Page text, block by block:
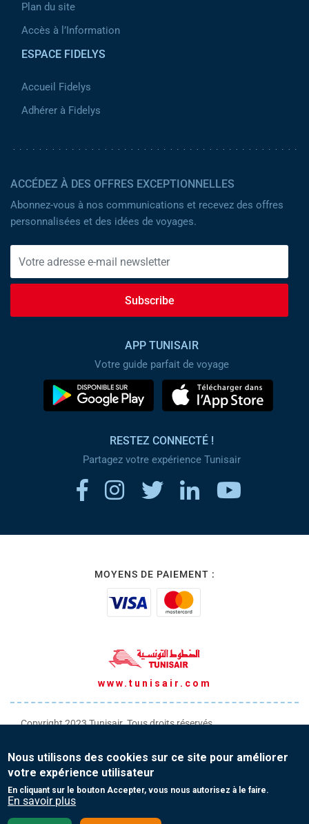
Plan du site
Accès à l’Information
ESPACE FIDELYS
Accueil Fidelys
Adhérer à Fidelys
ACCÉDEZ À DES OFFRES EXCEPTIONNELLES
Abonnez-vous à nos communications et recevez des offres
personnalisées et des idées de voyages.
Subscribe
APP TUNISAIR
Votre guide parfait de voyage
RESTEZ CONNECTÉ !
Partagez votre expérience Tunisair
MOYENS DE PAIEMENT :
www.tunisair.com
Copyright 2023 Tunisair. Tous droits réservés
Conditions générales de Vente
Protection de vos données personnelles
Nous utilisons des cookies sur ce site pour améliorer
votre expérience utilisateur
En cliquant sur le bouton Accepter, vous nous autorisez à le faire.
En savoir plus